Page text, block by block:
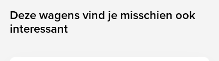
Deze wagens vind je misschien ook
interessant